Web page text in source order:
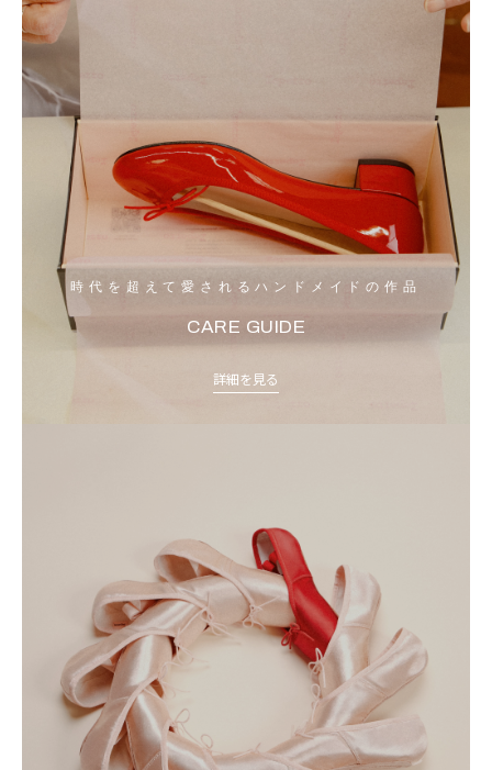
時代を超えて愛されるハンドメイドの作品
CARE GUIDE
詳細を見る